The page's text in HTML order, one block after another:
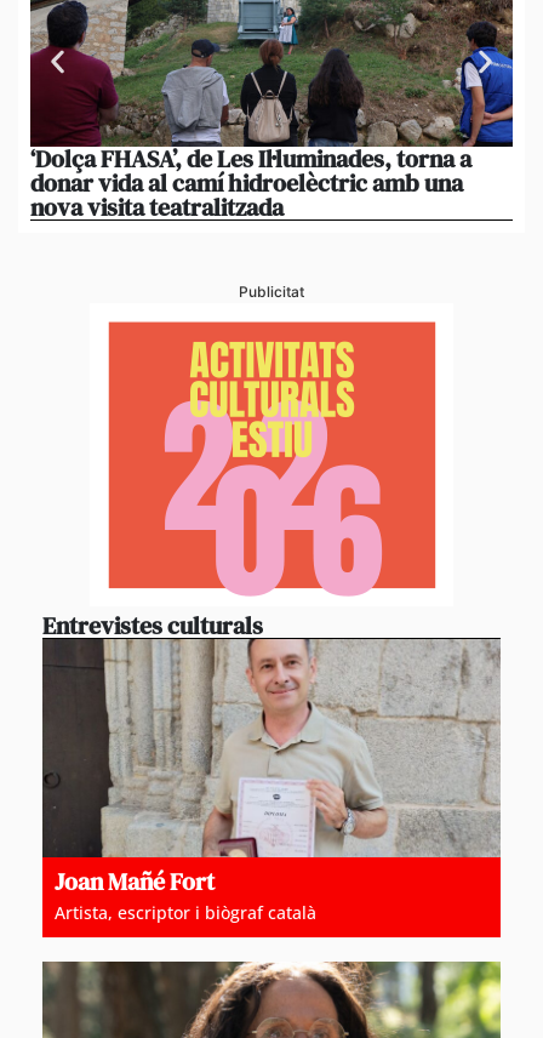
‘Dolça FHASA’, de Les Il·luminades, torna a
donar vida al camí hidroelèctric amb una
nova visita teatralitzada
Publicitat
Entrevistes culturals
Joan Mañé Fort
Artista, escriptor i biògraf català